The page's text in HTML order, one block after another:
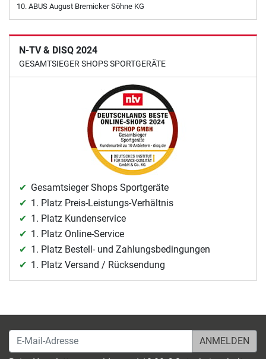
ABUS August Bremicker Söhne KG
N-TV & DISQ 2024
GESAMTSIEGER SHOPS SPORTGERÄTE
Gesamtsieger Shops Sportgeräte
1. Platz Preis-Leistungs-Verhältnis
1. Platz Kundenservice
1. Platz Online-Service
1. Platz Bestell- und Zahlungsbedingungen
1. Platz Versand / Rücksendung
E-Mail-Adresse